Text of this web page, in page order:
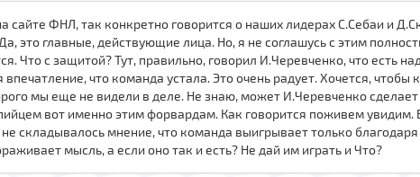
сайте ФНЛ, так конкретно говорится о наших лидерах С.Себаи и
это главные, действующие лица. Но, я не соглашусь с этим
Что с защитой? Тут, правильно, говорил И.Черевченко, что есть
что команда устала. Это очень радует. Хочется,
мы еще не видели в деле. Не знаю, может И.Черевченко
вот именно этим форвардам. Как говорится поживем увидим.
складывалось мнение, что команда выигрывает только
мысль, а если оно так и есть? Не дай им играть и Что?